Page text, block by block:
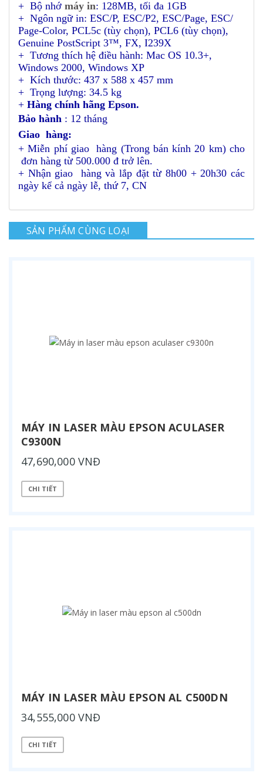
+ Bộ nhớ máy in: 128MB, tối đa 1GB
+ Ngôn ngữ in: ESC/P, ESC/P2, ESC/Page, ESC/
Page-Color, PCL5c (tùy chọn), PCL6 (tùy chọn),
Genuine PostScript 3™, FX, I239X
+ Tương thích hệ điều hành: Mac OS 10.3+,
Windows 2000, Windows XP
+ Kích thước: 437 x 588 x 457 mm
+ Trọng lượng: 34.5 kg
+ Hàng chính hãng Epson.
Bảo hành : 12 tháng
Giao hàng:
+ Miễn phí giao hàng (Trong bán kính 20 km) cho
đơn hàng từ 500.000 đ trở lên.
+ Nhận giao hàng và lắp đặt từ 8h00 + 20h30 các
ngày kể cả ngày lễ, thứ 7, CN
SẢN PHẨM CÙNG LOẠI
MÁY IN LASER MÀU EPSON ACULASER
C9300N
47,690,000 VNĐ
CHI TIẾT
MÁY IN LASER MÀU EPSON AL C500DN
34,555,000 VNĐ
CHI TIẾT